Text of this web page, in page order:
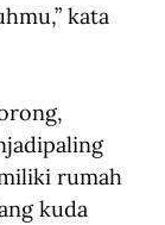
kata
rumah
kuda